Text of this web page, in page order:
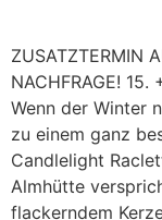
ZUSATZTERMIN
NACHFRAGE!
Wenn der Winter
zu einem ganz
Candlelight
Almhütte
flackerndem